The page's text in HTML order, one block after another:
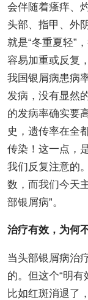
会伴随着瘙痒、
头部、指甲、外
就是“冬重夏轻”
容易加重或反复
我国银屑病患病
发病，没有显然
的发病率确实要
史，遗传率在全
传染！这一点，
我们反复注意的
数，而我们今天
部银屑病”。
治疗有效，为何
当头部银屑病治
的。但这个“明有
比如红斑消退了